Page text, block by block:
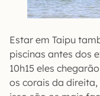
Estar em Taipu
piscinas antes dos
10h15 eles
os corais da